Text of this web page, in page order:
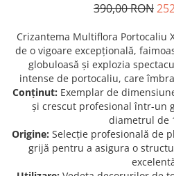
Bulbi de Leucanthemum
Bulbi de Narcise
Bulbi de Ranunculus
Bulbi de Tigridia
Bulbi de Zambile
Bulbi de Zantedeschia
Bulbi Sparaxis
Mixuri de Bulbi
Seminte de Flori
390,00 RON
Crizantema Multiflora Portocaliu
de o vigoare excepțională,
globuloasă și explozia
intense de portocaliu, care
Conținut: Exemplar de
și crescut profesional într-un
diametrul de
Origine: Selecție profesională de
grijă pentru a asigura o